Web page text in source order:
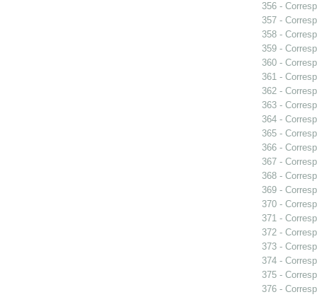
356 -
357 -
358 -
359 -
360 -
361 -
362 -
363 -
364 -
365 -
366 -
367 -
368 -
369 -
370 -
371 -
372 -
373 -
374 -
375 -
376 -